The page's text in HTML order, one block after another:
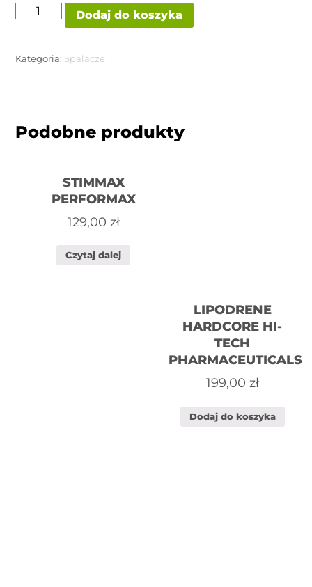
ilość
SHOT
Dodaj do koszyka
Kategoria: Spalacze
Podobne produkty
STIMMAX
PERFORMAX
129,00 zł
Czytaj dalej
LIPODRENE
HARDCORE HI-
TECH
PHARMACEUTICALS
199,00 zł
Dodaj do koszyka